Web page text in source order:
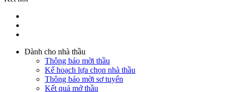
Dành cho nhà thầu
Thông báo mời thầu
Kế hoạch lựa chọn nhà thầu
Thông báo mời sơ tuyển
Kết quả mở thầu